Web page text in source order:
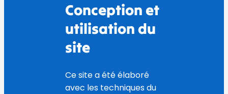
Conception et
utilisation du
site
Ce site a été élaboré
avec les techniques du